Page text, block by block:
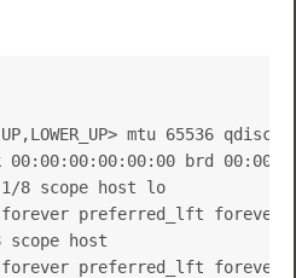
mtu 65536
00:00:00:00:00:00 brd
8 scope host lo
preferred_lft forever
scope host
preferred_lft forever